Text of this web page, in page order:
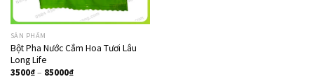
SẢN PHẨM
Bột Pha Nước Cắm Hoa Tươi Lâu
Long Life
3500₫– 85000₫